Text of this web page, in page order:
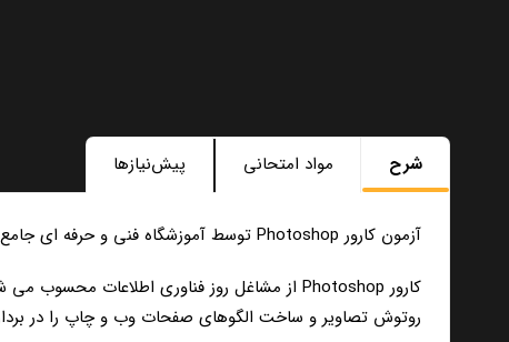
شرح مواد امتحانی پیش‌نیازها
آزمون کارور Photoshop توسط آموزشگاه فنی و حرفه ای جامع پرداز دانا(آکادمی آریاداناک) با ارائه مدرک معتبر و قابل استعلام برای استخدام در شرکت ها و سازمان ها برگزار می گردد.
روتوش تصاویر و ساخت الگوهای صفحات وب و چاپ را در